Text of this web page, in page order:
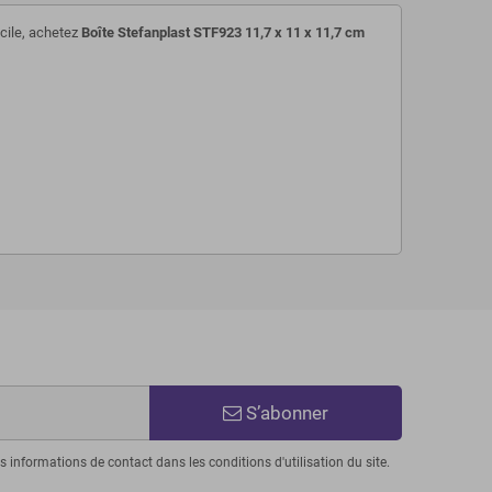
achetez Boîte Stefanplast STF923 11,7 x 11 x 11,7 cm
S’abonner
informations de contact dans les conditions d'utilisation du site.